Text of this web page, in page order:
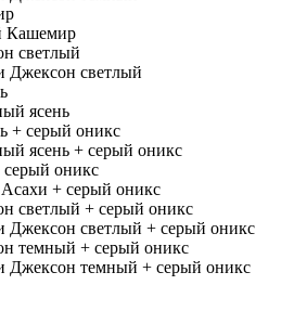
Кашемир
Джексон светлый
ясень
ясень + серый оникс
+ серый оникс
Джексон светлый + серый оникс
Джексон темный + серый оникс